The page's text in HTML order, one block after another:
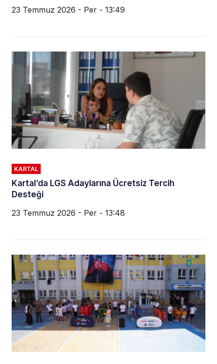
23 Temmuz 2026 - Per - 13:49
KARTAL
Kartal’da LGS Adaylarına Ücretsiz Tercih
Desteği
23 Temmuz 2026 - Per - 13:48